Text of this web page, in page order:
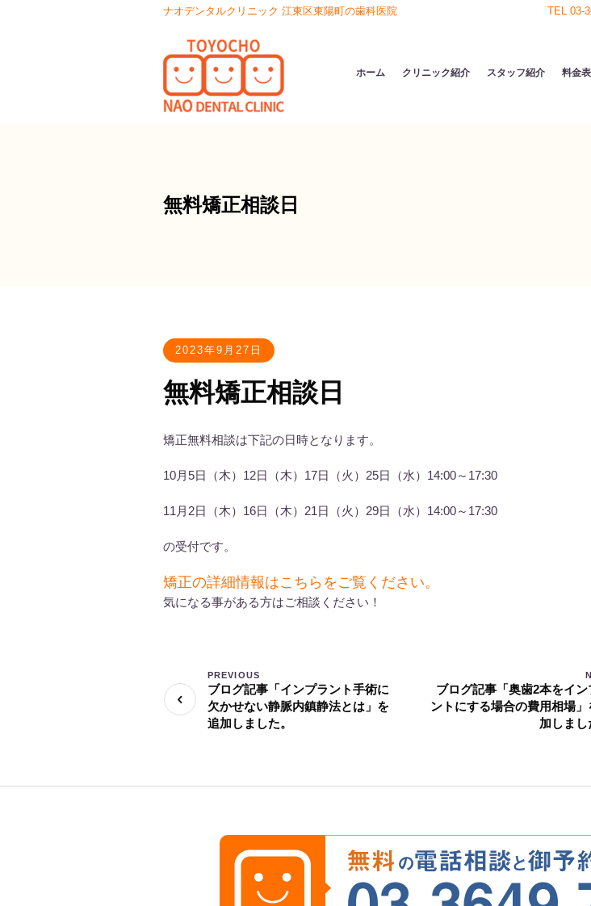
ナオデンタルクリニック 江東区東陽町の歯科医院 TEL 03-
ホーム クリニック紹介 スタッフ紹介 料金表
無料矯正相談日
2023年9月27日
無料矯正相談日
矯正無料相談は下記の日時となります。
10月5日（木）12日（木）17日（火）25日（水）14:00～17:30
11月2日（木）16日（木）21日（火）29日（水）14:00～17:30
の受付です。
矯正の詳細情報はこちらをご覧ください。
気になる事がある方はご相談ください！
ブログ記事「インプラント手術に
欠かせない静脈内鎮静法とは」を
追加しました。
PREVIOUS
ブログ記事「奥歯2本をイン
ントにする場合の費用相場」
加しまし